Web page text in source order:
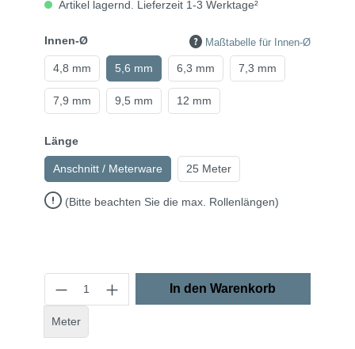
Artikel lagernd. Lieferzeit 1-3 Werktage²
Innen-Ø Maßtabelle für Innen-Ø
4,8 mm 5,6 mm 6,3 mm 7,3 mm
7,9 mm 9,5 mm 12 mm
Länge
Anschnitt / Meterware 25 Meter
(Bitte beachten Sie die max. Rollenlängen)
Meter
In den Warenkorb